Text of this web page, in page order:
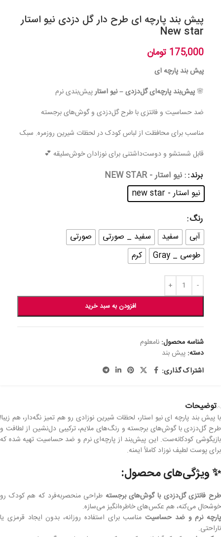
پیش بند پارچه ای طرح دار گل دزدی نیو استار
New star
175,000 تومان
پیش بند پارچه ای
🌸 پیش‌بند پارچه‌ای گل‌دزدی – نیو استارپیش‌بندی نرم
ضد حساسیت و فانتزی با طرح گل‌دزدی و گوش‌های برجسته
مناسب برای محافظت از لباس کودک در لحظات شیرین روزمره. سبک
قابل شستشو و دوست‌داشتنی برای نوزادان خوش‌سلیقه 💕
برند : نیو استار - NEW STAR
نیو استار - new star
رنگ
آبی
سفید سفید _ صورتی
صورتی
طوسی _ Gray
کرم
افزودن به سبد خرید
شناسه محصول: نامعلوم
دسته: پیش بند
اشتراک گذاری:
توضیحات
با پیش بند پارچه ای نیو استار، لحظات شیرین نوزادی رو هم تمیز نگه‌دار، هم زیبا!
طرح گل‌دزدی با گوش‌های برجسته و رنگ‌های ملایم، ترکیبی دل‌نشین از لطافت و
بازیگوشی کودکانه‌ست. این پیش‌بند از پارچه‌ای نرم و ضد حساسیت تهیه شده که
برای پوست لطیف نوزاد کاملاً ایمنه.
✨ ویژگی‌های محصول:
طرح فانتزی گل‌دزدی با گوش‌های برجسته طراحی منحصربه‌فرد که هم کودک رو
خوشحال می‌کنه، هم عکس‌های خاطره‌انگیز می‌سازه.
پارچه نرم و ضد حساسیت مناسب برای استفاده روزانه، بدون ایجاد قرمزی یا
ناراحتی.